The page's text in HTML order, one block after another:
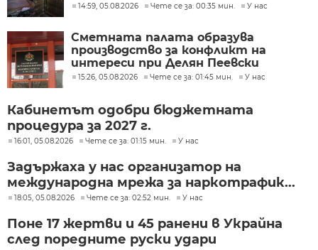
14:59, 05.08.2026 Чете се за: 00:35 мин. У нас
Сметната палата образува
производство за конфликт на
интереси при Делян Пеевски
15:26, 05.08.2026 Чете се за: 01:45 мин. У нас
Кабинетът одобри бюджетната
процедура за 2027 г.
16:01, 05.08.2026 Чете се за: 01:15 мин. У нас
Задържаха у нас организатор на
международна мрежа за наркотрафик...
18:05, 05.08.2026 Чете се за: 02:52 мин. У нас
Поне 17 жертви и 45 ранени в Украйна
след поредните руски удари